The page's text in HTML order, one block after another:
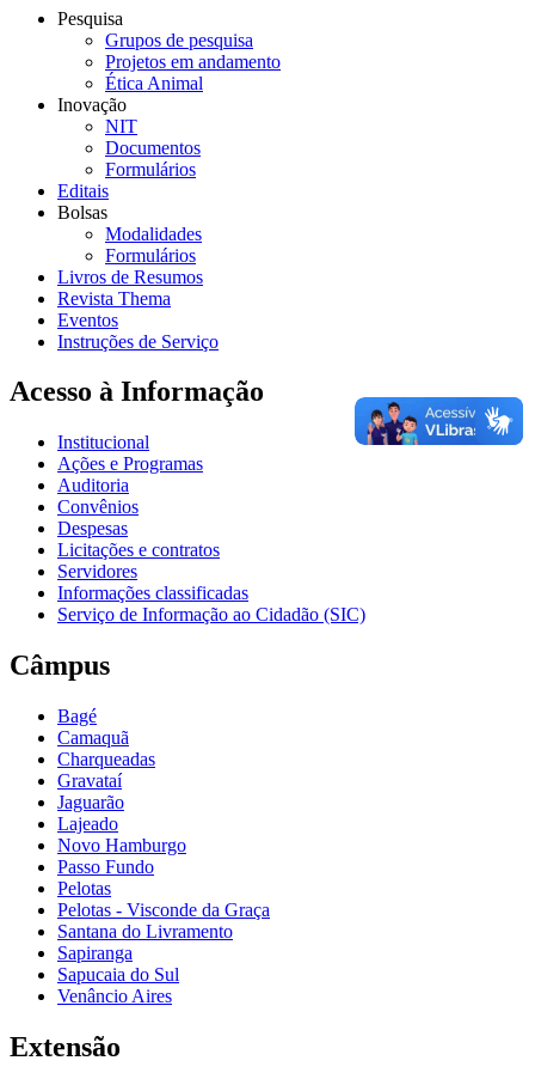
Pesquisa
Grupos de pesquisa
Projetos em andamento
Ética Animal
Inovação
NIT
Documentos
Formulários
Editais
Bolsas
Modalidades
Formulários
Livros de Resumos
Revista Thema
Eventos
Instruções de Serviço
Acesso à Informação
Institucional
Ações e Programas
Auditoria
Convênios
Despesas
Licitações e contratos
Servidores
Informações classificadas
Serviço de Informação ao Cidadão (SIC)
Câmpus
Bagé
Camaquã
Charqueadas
Gravataí
Jaguarão
Lajeado
Novo Hamburgo
Passo Fundo
Pelotas
Pelotas - Visconde da Graça
Santana do Livramento
Sapiranga
Sapucaia do Sul
Venâncio Aires
Extensão